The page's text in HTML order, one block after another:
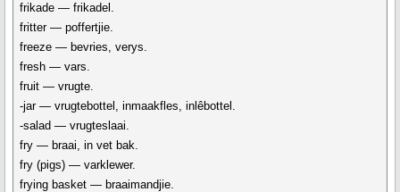
frikade — frikadel.
fritter — poffertjie.
freeze — bevries, verys.
fresh — vars.
fruit — vrugte.
-jar — vrugtebottel, inmaakfles, inlêbottel.
-salad — vrugteslaai.
fry — braai, in vet bak.
fry (pigs) — varklewer.
frying basket — braaimandjie.